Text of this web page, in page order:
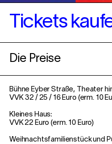
Tickets
Die Preise
Bühne Eyber Straße, Theater
VVK 32 / 25 / 16 Euro (erm. 10
Kleines Haus:
VVK 22 Euro (erm. 10 Euro)
Weihnachtsfamilienstück und